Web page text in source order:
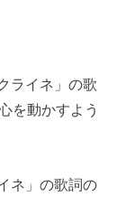
ライネ」の歌
を動かすよう
ネ」の歌詞の